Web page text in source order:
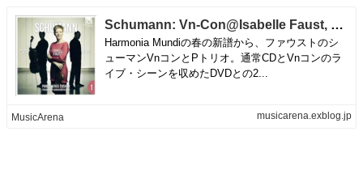
Schumann: Vn-Con@Isabelle Faust, Pablo Heras-Casado/Freiburger Barock O. | MusicArena
Harmonia Mundiの春の新譜から、ファウストのシ
ューマンVnコンとPトリオ。通常CDとVnコンのラ
イブ・シーンを収めたDVDとの2...
MusicArena musicarena.exblog.jp